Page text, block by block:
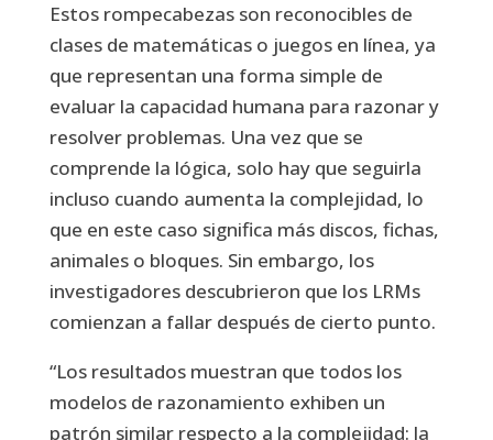
Estos rompecabezas son reconocibles de
clases de matemáticas o juegos en línea, ya
que representan una forma simple de
evaluar la capacidad humana para razonar y
resolver problemas. Una vez que se
comprende la lógica, solo hay que seguirla
incluso cuando aumenta la complejidad, lo
que en este caso significa más discos, fichas,
animales o bloques. Sin embargo, los
investigadores descubrieron que los LRMs
comienzan a fallar después de cierto punto.
“Los resultados muestran que todos los
modelos de razonamiento exhiben un
patrón similar respecto a la complejidad: la